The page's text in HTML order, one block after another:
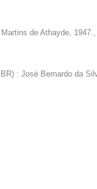
de Athayde, 1947.
: José Bernardo da